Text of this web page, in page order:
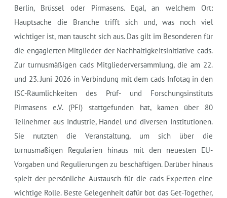
Berlin, Brüssel oder Pirmasens. Egal, an welchem Ort:
Hauptsache die Branche trifft sich und, was noch viel
wichtiger ist, man tauscht sich aus. Das gilt im Besonderen für
die engagierten Mitglieder der Nachhaltigkeitsinitiative cads.
Zur turnusmäßigen cads Mitgliederversammlung, die am 22.
und 23. Juni 2026 in Verbindung mit dem cads Infotag in den
ISC-Räumlichkeiten des Prüf- und Forschungsinstituts
Pirmasens e.V. (PFI) stattgefunden hat, kamen über 80
Teilnehmer aus Industrie, Handel und diversen Institutionen.
Sie nutzten die Veranstaltung, um sich über die
turnusmäßigen Regularien hinaus mit den neuesten EU-
Vorgaben und Regulierungen zu beschäftigen. Darüber hinaus
spielt der persönliche Austausch für die cads Experten eine
wichtige Rolle. Beste Gelegenheit dafür bot das Get-Together,